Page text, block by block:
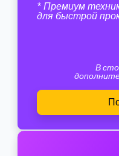
* Премиум
для быстрой
В